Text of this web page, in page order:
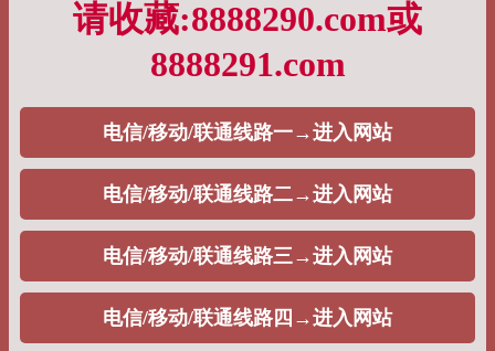
都完全基于企业主的需求。
对于一些刚入SEO行业的企业主而言，对方实际上是不清楚快速排名策略
与SEO之间的关系是什么，通常而言，从目前来看，目前市面上大量的
SEO公司都会选择这个策略，去给自己的用户做排名，一般分为如下两种
情况，主要包括：
单词快排：通常是按天计费，一个词多少钱，一般在5块钱左右。
整站权重：利用快排策略，刷企业网站的整站指数排名，提升整站关键词
排名，出权重，一般不同公司根据获得权重不同，给出的报价不同。
优点：根据企业排名的时效性需求，可以在相对较短的时间周期出排名。
缺点：由于采用的优化策略问题，每当搜索引擎算法调整的时候，网站排